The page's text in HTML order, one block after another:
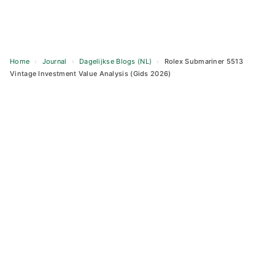
Home › Journal › Dagelijkse Blogs (NL) ›
Rolex Submariner 5513
Vintage Investment Value Analysis (Gids 2026)